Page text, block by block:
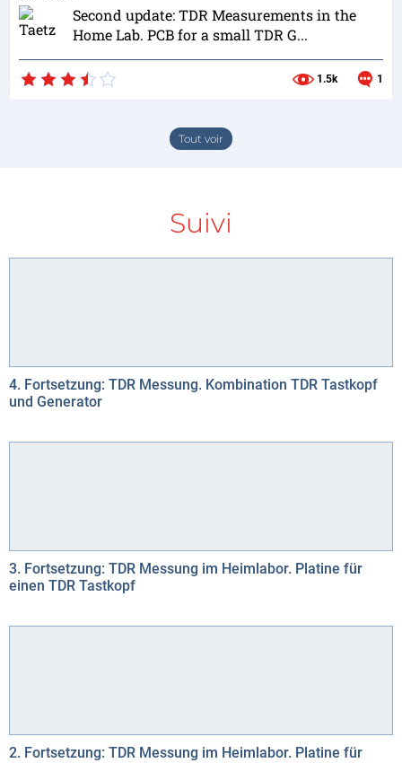
Second update: TDR Measurements in the
Home Lab. PCB for a small TDR G...
1.5k 1
Tout voir
Suivi
4. Fortsetzung: TDR Messung. Kombination TDR Tastkopf
und Generator
3. Fortsetzung: TDR Messung im Heimlabor. Platine für
einen TDR Tastkopf
2. Fortsetzung: TDR Messung im Heimlabor. Platine für